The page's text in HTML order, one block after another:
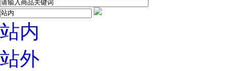
站内
站外